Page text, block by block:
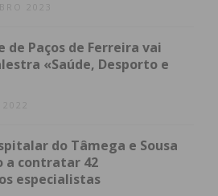
2023
de Paços de Ferreira vai
«Saúde, Desporto e
do Tâmega e Sousa
a contratar 42
especialistas